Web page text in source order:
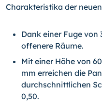
Charakteristika der
Dank einer Fuge von
offenere Räume.
Mit einer Höhe von
mm erreichen die
durchschnittlichen
0,50.